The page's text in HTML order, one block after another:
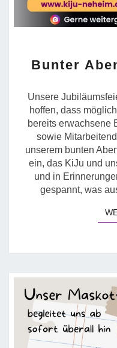
Bunter
Unsere
hoffen, dass
bereits erwachsene
sowie
unserem bunten
ein, das KiJu und
und in
gespannt, was